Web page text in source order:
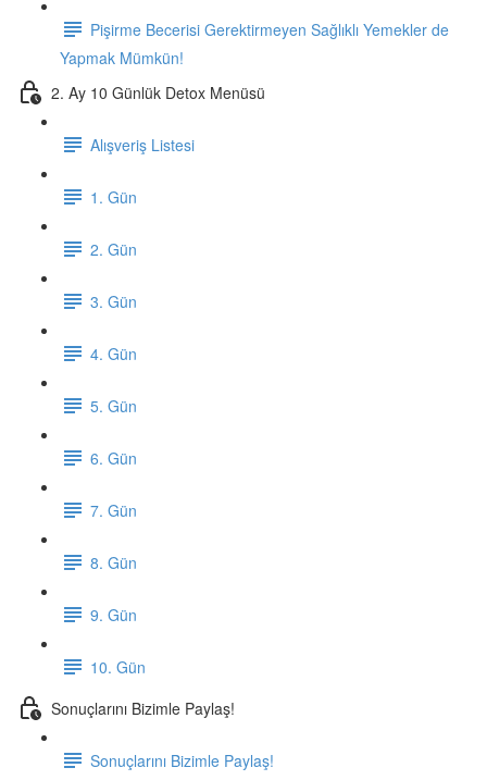
Pişirme Becerisi Gerektirmeyen Sağlıklı Yemekler de
Yapmak Mümkün!
2. Ay 10 Günlük Detox Menüsü
Alışveriş Listesi
1. Gün
2. Gün
3. Gün
4. Gün
5. Gün
6. Gün
7. Gün
8. Gün
9. Gün
10. Gün
Sonuçlarını Bizimle Paylaş!
Sonuçlarını Bizimle Paylaş!